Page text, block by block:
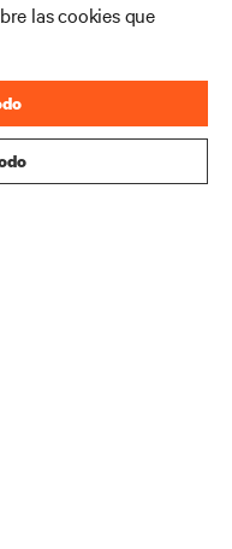
las cookies que